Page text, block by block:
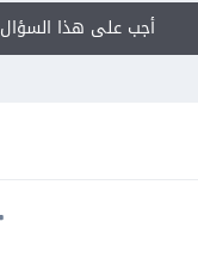
أجب على هذا السؤال